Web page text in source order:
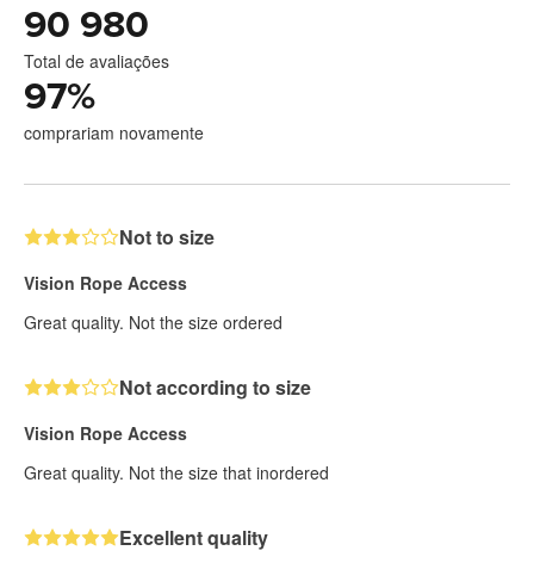
90 980
Total de avaliações
97%
comprariam novamente
Not to size
Vision Rope Access
Great quality. Not the size ordered
Not according to size
Vision Rope Access
Great quality. Not the size that inordered
Excellent quality